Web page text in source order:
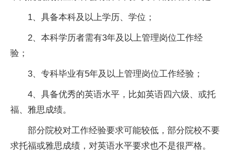
1、具备本科及以上学历、学位；
2、本科学历者需有3年及以上管理岗位工作经
验；
3、专科毕业有5年及以上管理岗位工作经验；
4、具备优秀的英语水平，比如英语四六级、或托
福、雅思成绩。
部分院校对工作经验要求可能较低，部分院校不要
求托福或雅思成绩，对英语水平要求也不是很严格。